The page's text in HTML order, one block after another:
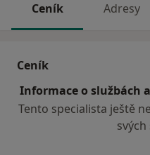
Ceník Adresy
Ceník
Informace o službách
Tento specialista ještě